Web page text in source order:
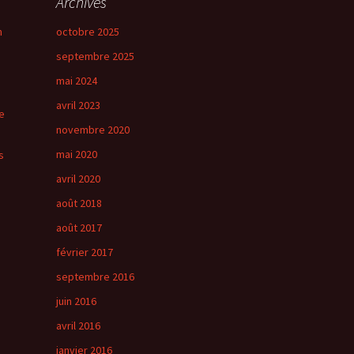
octobre 2025
septembre 2025
mai 2024
avril 2023
novembre 2020
mai 2020
avril 2020
août 2018
août 2017
février 2017
septembre 2016
juin 2016
avril 2016
janvier 2016